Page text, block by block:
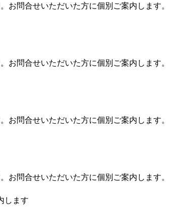
お問合せいただいた方に個別ご案内します。
お問合せいただいた方に個別ご案内します。
お問合せいただいた方に個別ご案内します。
お問合せいただいた方に個別ご案内します。
します